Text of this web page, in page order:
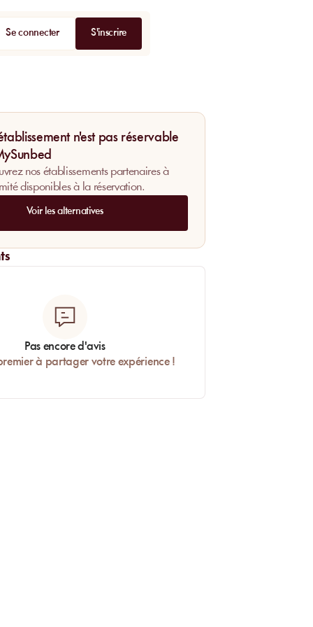
Se connecter
S'inscrire
n'est pas réservable
nos établissements partenaires à
disponibles à la réservation.
Voir les alternatives
Pas encore d'avis
à partager votre expérience !